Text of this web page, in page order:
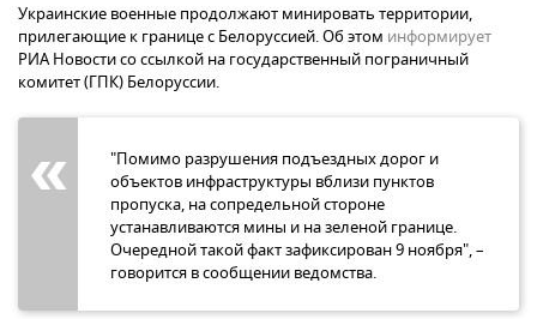
Украинские военные продолжают минировать территории,
прилегающие к границе с Белоруссией. Об этом информирует
РИА Новости со ссылкой на государственный пограничный
комитет (ГПК) Белоруссии.
"Помимо разрушения подъездных дорог и
объектов инфраструктуры вблизи пунктов
пропуска, на сопредельной стороне
устанавливаются мины и на зеленой границе.
Очередной такой факт зафиксирован 9 ноября", –
говорится в сообщении ведомства.